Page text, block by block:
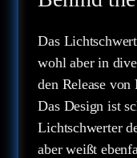
Das
wohl aber in
den Release
Das Design ist
Lichtschwerter
aber weißt